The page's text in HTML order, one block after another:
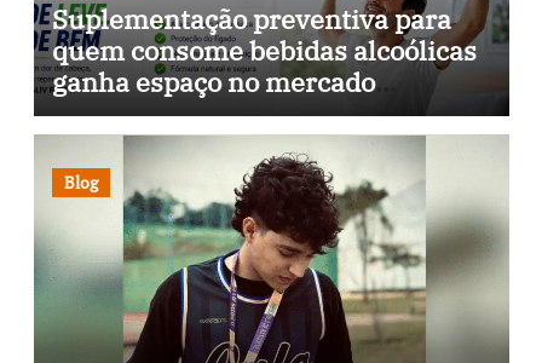
Suplementação preventiva para
quem consome bebidas alcoólicas
ganha espaço no mercado
brasileiro
Blog